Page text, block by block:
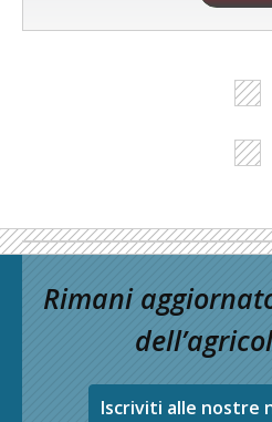
Rimani
Iscriviti alle nostre